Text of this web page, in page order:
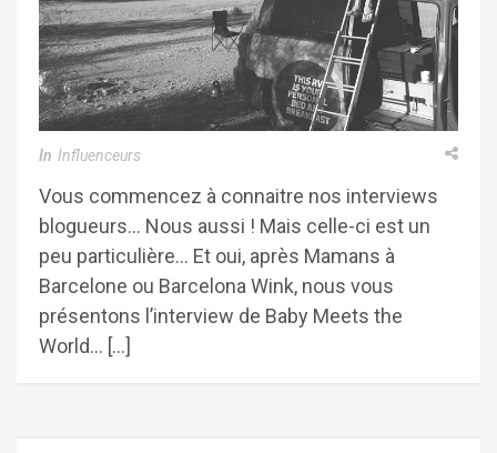
In Influenceurs
Vous commencez à connaitre nos interviews
blogueurs… Nous aussi ! Mais celle-ci est un
peu particulière… Et oui, après Mamans à
Barcelone ou Barcelona Wink, nous vous
présentons l’interview de Baby Meets the
World… […]